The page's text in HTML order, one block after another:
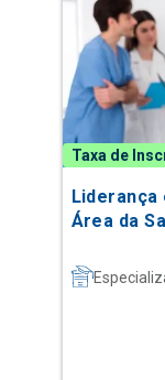
Taxa de
Liderança
Área da